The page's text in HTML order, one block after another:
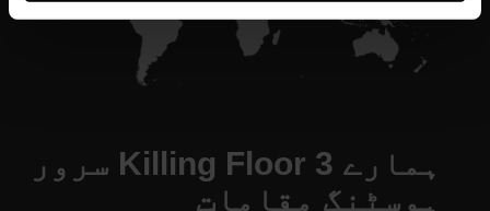
ہمارے Killing Floor 3 سرور
ہوسٹنگ مقامات